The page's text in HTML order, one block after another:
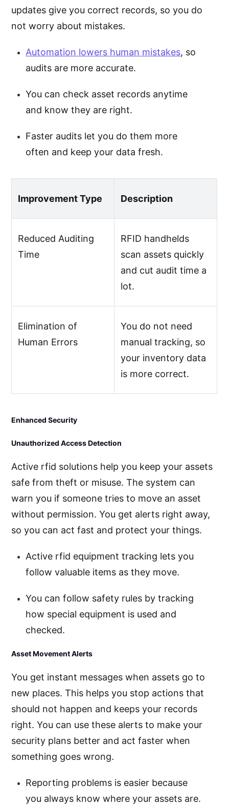
updates give you correct records, so you do
not worry about mistakes.
Automation lowers human mistakes, so
audits are more accurate.
You can check asset records anytime
and know they are right.
Faster audits let you do them more
often and keep your data fresh.
Improvement Type Description
Reduced Auditing
Time
RFID handhelds
scan assets quickly
and cut audit time a
lot.
Elimination of
Human Errors
You do not need
manual tracking, so
your inventory data
is more correct.
Enhanced Security
Unauthorized Access Detection
Active rfid solutions help you keep your assets
safe from theft or misuse. The system can
warn you if someone tries to move an asset
without permission. You get alerts right away,
so you can act fast and protect your things.
Active rfid equipment tracking lets you
follow valuable items as they move.
You can follow safety rules by tracking
how special equipment is used and
checked.
Asset Movement Alerts
You get instant messages when assets go to
new places. This helps you stop actions that
should not happen and keeps your records
right. You can use these alerts to make your
security plans better and act faster when
something goes wrong.
Reporting problems is easier because
you always know where your assets are.